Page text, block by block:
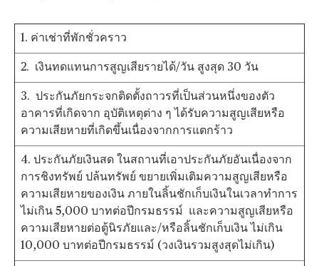
1. ค่าเช่าที่พักชั่วคราว
2. เงินทดแทนการสูญเสียรายได้/วัน สูงสุด 30 วัน
3. ประกันภัยกระจกติดตั้งถาวรที่เป็นส่วนหนึ่งของตัว
อาคารที่เกิดจาก อุบัติเหตุต่าง ๆ ได้รับความสูญเสียหรือ
ความเสียหายที่เกิดขึ้นเนื่องจากการแตกร้าว
4. ประกันภัยเงินสด ในสถานที่เอาประกันภัยอันเนื่องจาก
การชิงทรัพย์ ปล้นทรัพย์ ขยายเพิ่มเติมความสูญเสียหรือ
ความเสียหายของเงิน ภายในลิ้นชักเก็บเงินในเวลาทำการ
ไม่เกิน 5,000 บาทต่อปีกรมธรรม์ และความสูญเสียหรือ
ความเสียหายต่อตู้นิรภัยและ/หรือลิ้นชักเก็บเงิน ไม่เกิน
10,000 บาทต่อปีกรมธรรม์ (วงเงินรวมสูงสุดไม่เกิน)